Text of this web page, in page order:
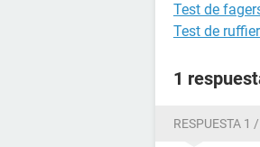
Test de
Test de ruffier
1
RESPUESTA 1 /